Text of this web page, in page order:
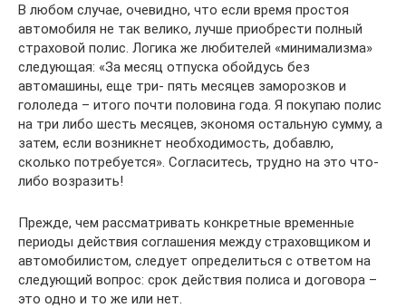
В любом случае, очевидно, что если время простоя
автомобиля не так велико, лучше приобрести полный
страховой полис. Логика же любителей «минимализма»
следующая: «За месяц отпуска обойдусь без
автомашины, еще три- пять месяцев заморозков и
гололеда – итого почти половина года. Я покупаю полис
на три либо шесть месяцев, экономя остальную сумму, а
затем, если возникнет необходимость, добавлю,
сколько потребуется». Согласитесь, трудно на это что-
либо возразить!
Прежде, чем рассматривать конкретные временные
периоды действия соглашения между страховщиком и
автомобилистом, следует определиться с ответом на
следующий вопрос: срок действия полиса и договора –
это одно и то же или нет.